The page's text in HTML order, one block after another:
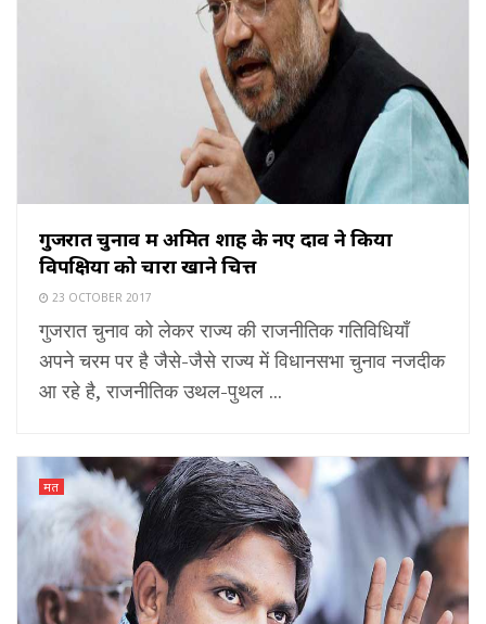
गुजरात चुनाव में अमित शाह के नए दाव ने किया
विपक्षियों को चारों खाने चित्त
23 OCTOBER 2017
गुजरात चुनाव को लेकर राज्य की राजनीतिक गतिविधियाँ
अपने चरम पर है जैसे-जैसे राज्य में विधानसभा चुनाव नजदीक
आ रहे है, राजनीतिक उथल-पुथल ...
मत